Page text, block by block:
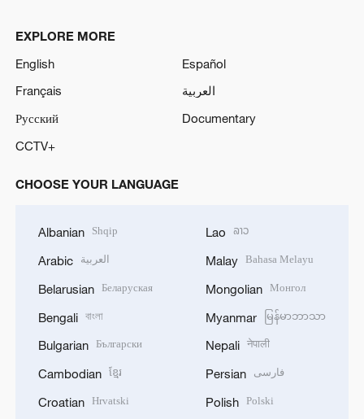
EXPLORE MORE
English
Español
Français
العربية
Русский
Documentary
CCTV+
CHOOSE YOUR LANGUAGE
Albanian Shqip
Arabic العربية
Belarusian Беларуская
Bengali বাংলা
Bulgarian Български
Cambodian ខ្មែរ
Croatian Hrvatski
Lao ລາວ
Malay Bahasa Melayu
Mongolian Монгол
Myanmar မြန်မာဘာသာ
Nepali नेपाली
Persian فارسی
Polish Polski